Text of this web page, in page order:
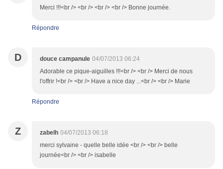
Merci !!!<br /> <br /> <br /> <br /> Bonne journée.
Répondre
D douce campanule 04/07/2013 06:24
Adorable ce pique-aiguilles !!!<br /> <br /> Merci de nous
l'offrir !<br /> <br /> Have a nice day ...<br /> <br /> Marie
Répondre
Z zabelh 04/07/2013 06:18
merci sylvaine - quelle belle idée <br /> <br /> belle
journée<br /> <br /> isabelle